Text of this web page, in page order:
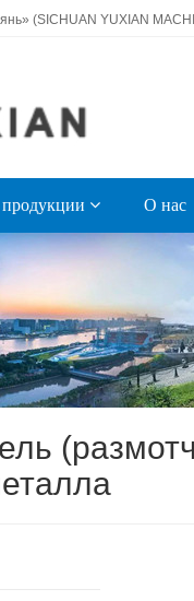
(SICHUAN YUXIAN
О нас